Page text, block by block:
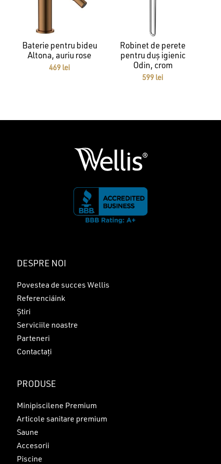
Baterie pentru bideu
Altona, auriu rose
469 lei
Robinet de perete
pentru duș igienic
Odin, crom
599 lei
DESPRE NOI
Povestea de succes Wellis
Referenciáink
Știri
Serviciile noastre
Parteneri
Contactați
PRODUSE
Minipiscilene Premium
Articole sanitare premium
Saune
Accesorii
Piscine